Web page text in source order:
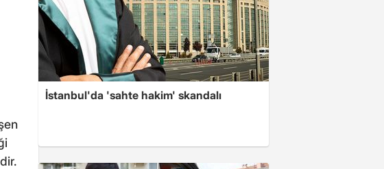
İstanbul'da 'sahte hakim' skandalı